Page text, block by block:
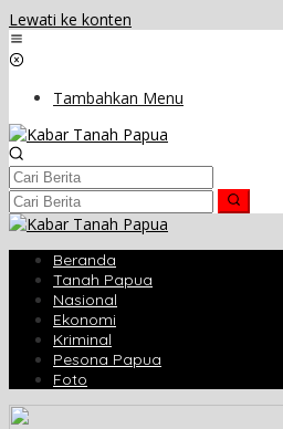
Lewati ke konten
Tambahkan Menu
Beranda
Tanah Papua
Nasional
Ekonomi
Kriminal
Pesona Papua
Foto